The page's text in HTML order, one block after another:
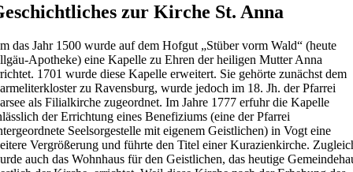
zur Kirche St. Anna
das Jahr 1500 wurde auf dem Hofgut „Stüber vorm Wald“ (heute
Apotheke) eine Kapelle zu Ehren der heiligen Mutter Anna
1701 wurde diese Kapelle erweitert. Sie gehörte zunächst dem
zu Ravensburg, wurde jedoch im 18. Jh. der Pfarrei
als Filialkirche zugeordnet. Im Jahre 1777 erfuhr die Kapelle
der Errichtung eines Benefiziums (eine der Pfarrei
Seelsorgestelle mit eigenem Geistlichen) in Vogt eine
Vergrößerung und führte den Titel einer Kurazienkirche.
auch das Wohnhaus für den Geistlichen, das heutige